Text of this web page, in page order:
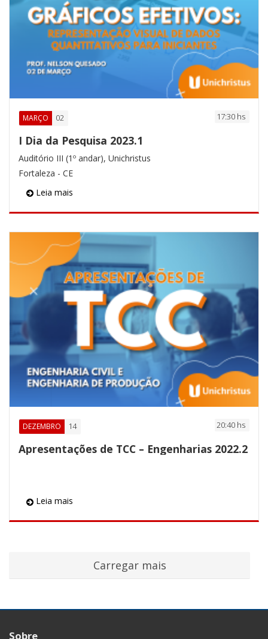
MARÇO 02 17:30 hs
I Dia da Pesquisa 2023.1
Auditório III (1º andar), Unichristus
Fortaleza - CE
Leia mais
DEZEMBRO 14 20:40 hs
Apresentações de TCC – Engenharias 2022.2
Leia mais
Sobre